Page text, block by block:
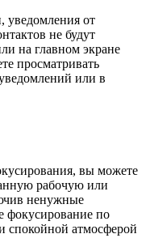
уведомления от
не будут
на главном экране
просматривать
или в
вы можете
рабочую или
ненужные
фокусирование по
спокойной атмосферой